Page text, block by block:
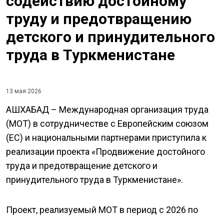
труду и предотвращению
детского и принудительного
труда в Туркменистане
13 мая 2026
АШХАБАД – Международная организация труда
(МОТ) в сотрудничестве с Европейским союзом
(ЕС) и национальными партнерами приступила к
реализации проекта «Продвижение достойного
труда и предотвращение детского и
принудительного труда в Туркменистане».
Проект, реализуемый МОТ в период с 2026 по